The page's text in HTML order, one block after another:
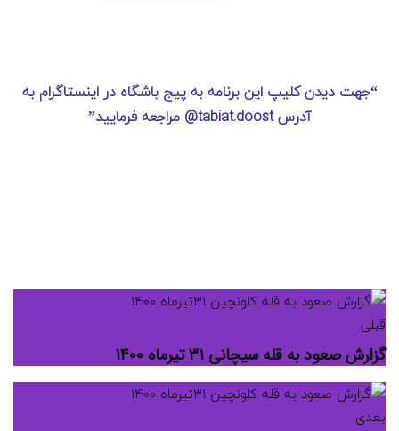
“جهت دیدن کلیپ این برنامه به پیج باشگاه در اینستاگرام به
آدرس tabiat.doost@ مراجعه فرمایید”
قبلی
گزارش صعود به قله سیچانی 31 تیرماه 1400
بعدی